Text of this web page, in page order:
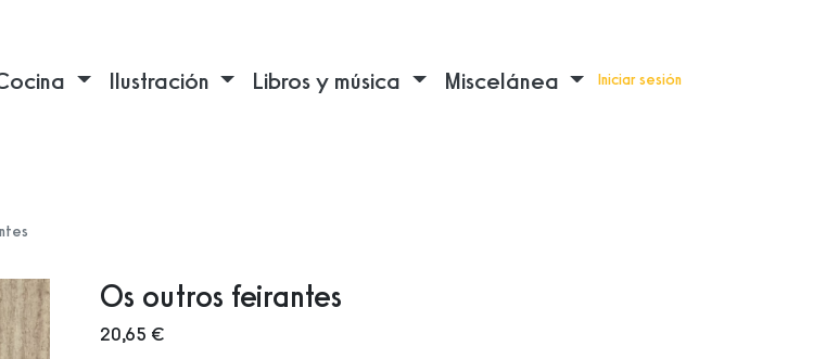
Ilustración Libros y música Miscelánea Iniciar sesión
Os outros feirantes
20,65 €